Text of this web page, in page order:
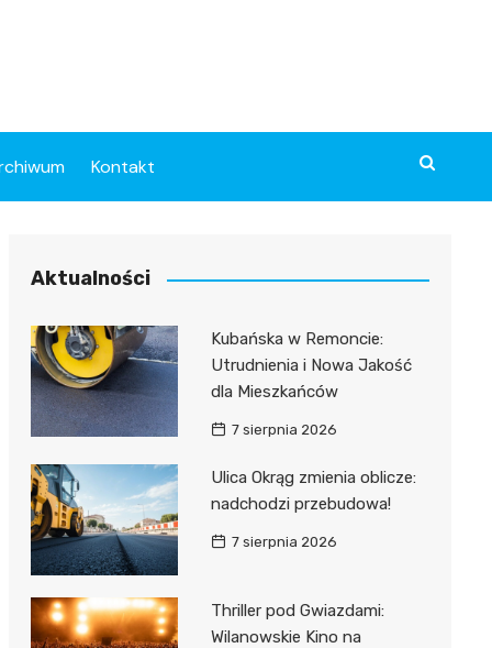
Kontakt
Aktualności
Kubańska w Remoncie:
Utrudnienia i Nowa Jakość
dla Mieszkańców
7 sierpnia 2026
Ulica Okrąg zmienia oblicze:
nadchodzi przebudowa!
7 sierpnia 2026
Thriller pod Gwiazdami:
Wilanowskie Kino na